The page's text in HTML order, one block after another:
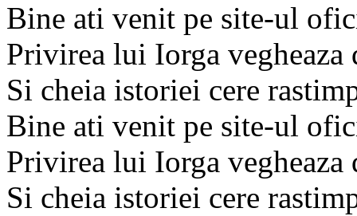
Bine ati venit pe site-ul
Privirea lui Iorga
Si cheia istoriei cere
Bine ati venit pe site-ul
Privirea lui Iorga
Si cheia istoriei cere